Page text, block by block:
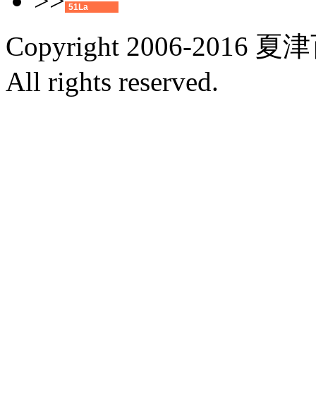
51La
Copyright 2006-2016 夏
All rights reserved.